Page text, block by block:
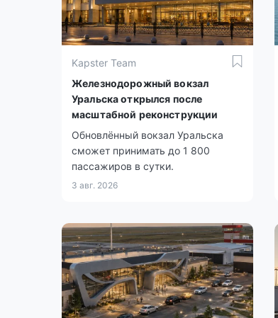
Kapster Team
Железнодорожный вокзал
Уральска открылся после
масштабной реконструкции
Обновлённый вокзал Уральска
сможет принимать до 1 800
пассажиров в сутки.
3 авг. 2026